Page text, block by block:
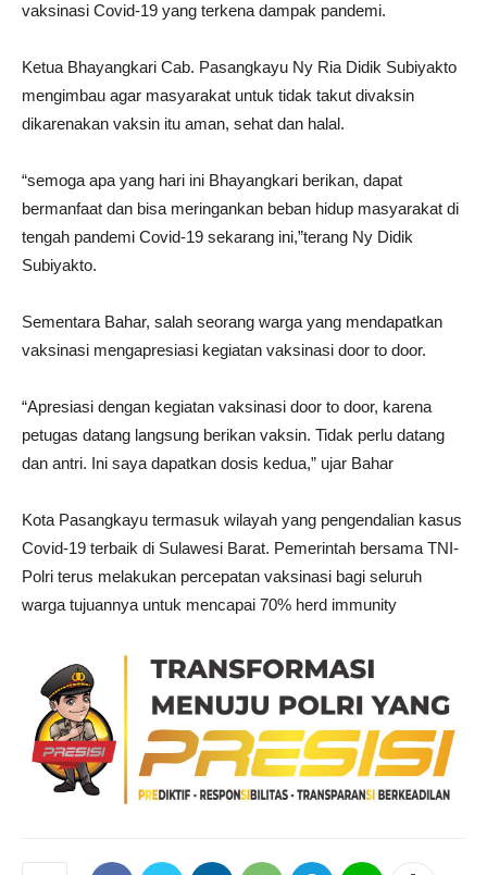
vaksinasi Covid-19 yang terkena dampak pandemi.
Ketua Bhayangkari Cab. Pasangkayu Ny Ria Didik Subiyakto
mengimbau agar masyarakat untuk tidak takut divaksin
dikarenakan vaksin itu aman, sehat dan halal.
“semoga apa yang hari ini Bhayangkari berikan, dapat
bermanfaat dan bisa meringankan beban hidup masyarakat di
tengah pandemi Covid-19 sekarang ini,”terang Ny Didik
Subiyakto.
Sementara Bahar, salah seorang warga yang mendapatkan
vaksinasi mengapresiasi kegiatan vaksinasi door to door.
“Apresiasi dengan kegiatan vaksinasi door to door, karena
petugas datang langsung berikan vaksin. Tidak perlu datang
dan antri. Ini saya dapatkan dosis kedua,” ujar Bahar
Kota Pasangkayu termasuk wilayah yang pengendalian kasus
Covid-19 terbaik di Sulawesi Barat. Pemerintah bersama TNI-
Polri terus melakukan percepatan vaksinasi bagi seluruh
warga tujuannya untuk mencapai 70% herd immunity